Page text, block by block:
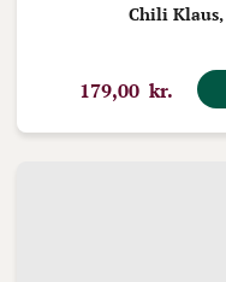
Chili Klaus,
179,00 kr.